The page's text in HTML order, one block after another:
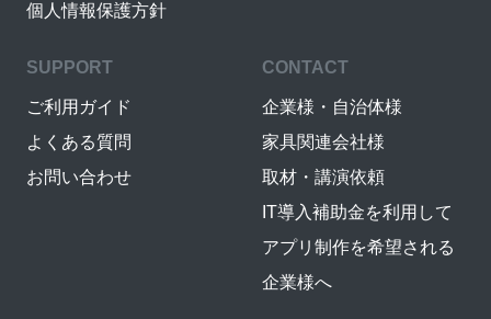
個人情報保護方針
SUPPORT
ご利用ガイド
よくある質問
お問い合わせ
CONTACT
企業様・自治体様
家具関連会社様
取材・講演依頼
IT導入補助金を利用して
アプリ制作を希望される
企業様へ